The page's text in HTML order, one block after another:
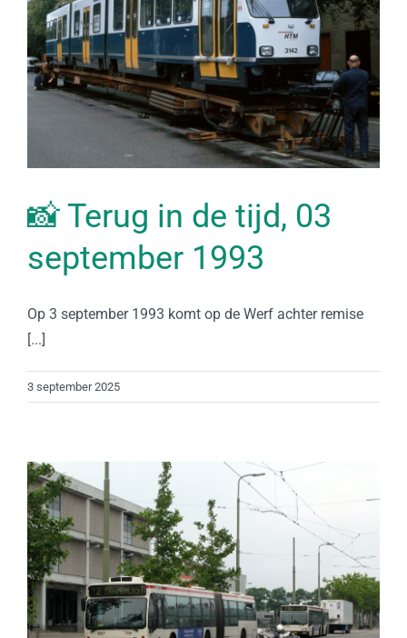
📸 Terug in de tijd, 03
september 1993
Op 3 september 1993 komt op de Werf achter remise
[...]
3 september 2025